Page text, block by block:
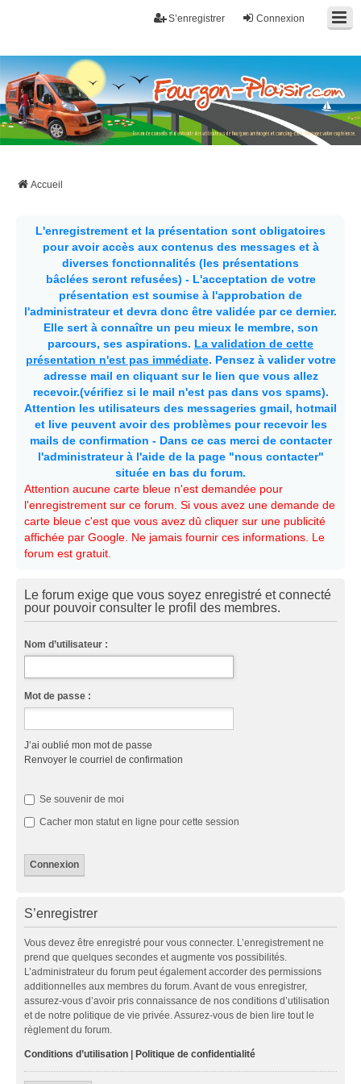
Connexion
S’enregistrer
Fourgon-plaisir.com
Forum de conseils et d'entraide des utilisateurs de fourgons, fourgons
aménagés, vans et de camping-car. Partagez votre expérience.
Accueil
L'enregistrement et la présentation sont obligatoires
pour avoir accès aux contenus des messages et à
diverses fonctionnalités (les présentations
bâclées seront refusées) - L'acceptation de votre
présentation est soumise à l'approbation de
l'administrateur et devra donc être validée par ce dernier.
Elle sert à connaître un peu mieux le membre, son
parcours, ses aspirations. La validation de cette
présentation n'est pas immédiate. Pensez à valider votre
adresse mail en cliquant sur le lien que vous allez
recevoir.(vérifiez si le mail n'est pas dans vos spams).
Attention les utilisateurs des messageries gmail, hotmail
et live peuvent avoir des problèmes pour recevoir les
mails de confirmation - Dans ce cas merci de contacter
l'administrateur à l'aide de la page "nous contacter"
située en bas du forum.
Attention aucune carte bleue n'est demandée pour
l'enregistrement sur ce forum. Si vous avez une demande de
carte bleue c'est que vous avez dû cliquer sur une publicité
affichée par Google. Ne jamais fournir ces informations. Le
forum est gratuit.
Le forum exige que vous soyez enregistré et connecté
pour pouvoir consulter le profil des membres.
Nom d’utilisateur :
Mot de passe :
J’ai oublié mon mot de passe
Renvoyer le courriel de confirmation
Se souvenir de moi
Cacher mon statut en ligne pour cette session
S’enregistrer
Vous devez être enregistré pour vous connecter. L’enregistrement ne
prend que quelques secondes et augmente vos possibilités.
L’administrateur du forum peut également accorder des permissions
additionnelles aux membres du forum. Avant de vous enregistrer,
assurez-vous d’avoir pris connaissance de nos conditions d’utilisation
et de notre politique de vie privée. Assurez-vous de bien lire tout le
règlement du forum.
Conditions d’utilisation Politique de confidentialité